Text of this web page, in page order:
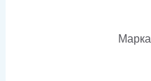
Марка